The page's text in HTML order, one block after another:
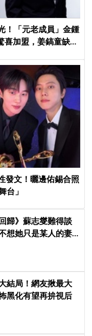
！「元老成員」金鍾
喜加盟，姜鎬童缺席
發文！曬邊佑錫合照
台」
歸》蘇志燮難得談
想她只是某人的妻
結局！網友揪最大
黑化有望再拚視后